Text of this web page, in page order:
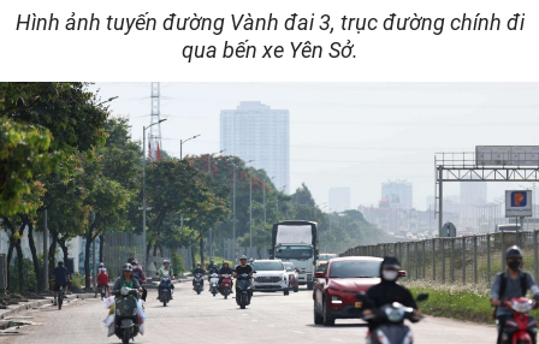
Hình ảnh tuyến đường Vành đai 3, trục đường chính đi
qua bến xe Yên Sở.